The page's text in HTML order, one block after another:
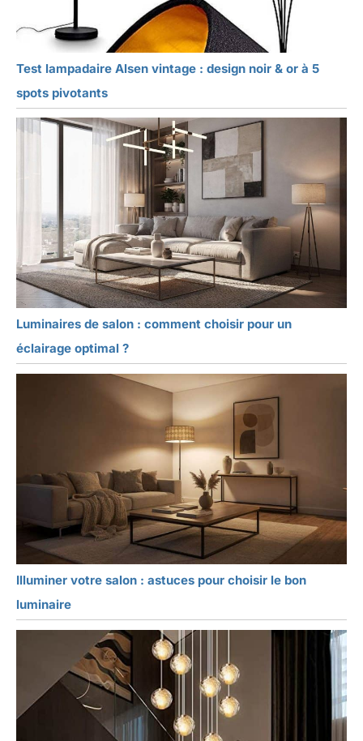
Test lampadaire Alsen vintage : design noir & or à 5
spots pivotants
Luminaires de salon : comment choisir pour un
éclairage optimal ?
Illuminer votre salon : astuces pour choisir le bon
luminaire